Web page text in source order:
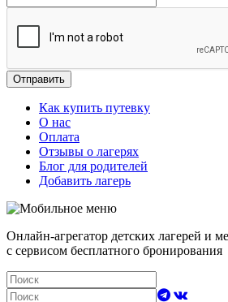
Отправить
Как купить путевку
О нас
Оплата
Отзывы о лагерях
Блог для родителей
Добавить лагерь
Онлайн-агрегатор детских лагерей и
с сервисом бесплатного бронирования